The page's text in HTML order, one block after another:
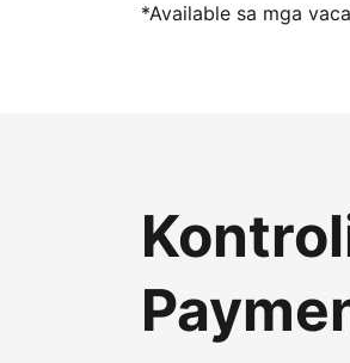
*Available sa mga